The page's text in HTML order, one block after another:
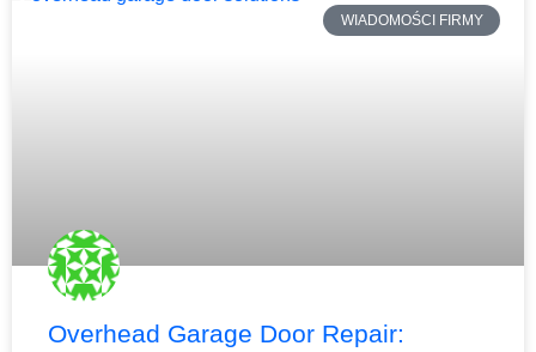
WIADOMOŚCI FIRMY
Overhead Garage Door Repair: